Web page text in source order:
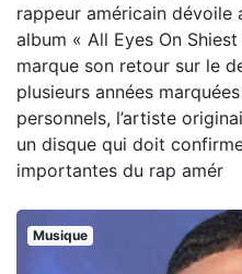
rappeur américain dévoile
album « All Eyes On
marque son retour sur le
plusieurs années
personnels, l’artiste
un disque qui doit
importantes du rap amér
Musique